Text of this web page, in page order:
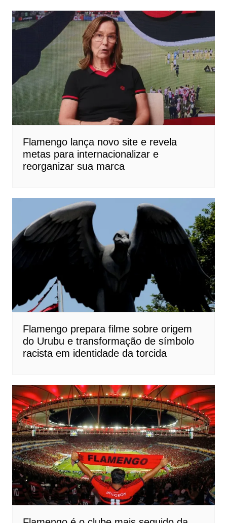
Flamengo lança novo site e revela
metas para internacionalizar e
reorganizar sua marca
Flamengo prepara filme sobre origem
do Urubu e transformação de símbolo
racista em identidade da torcida